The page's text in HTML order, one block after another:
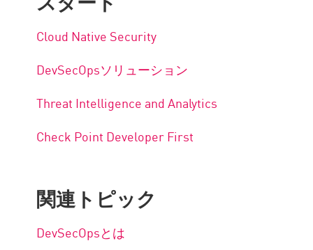
Cloud Native Security
DevSecOpsソリューション
Threat Intelligence and Analytics
Check Point Developer First
関連トピック
DevSecOpsとは